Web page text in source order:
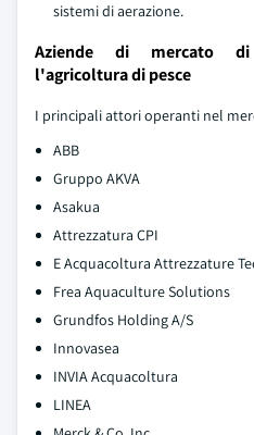
sistemi di aerazione.
Aziende di mercato
l'agricoltura di pesce
I principali attori operanti nel
ABB
Gruppo AKVA
Asakua
Attrezzatura CPI
E Acquacoltura Attrezzature
Frea Aquaculture Solutions
Grundfos Holding A/S
Innovasea
INVIA Acquacoltura
LINEA